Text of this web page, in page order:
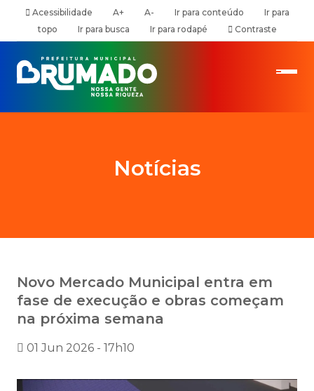
Acessibilidade A+ A- Ir para conteúdo
Ir para
topo
Ir para busca Ir para rodapé Contraste
Notícias
Novo Mercado Municipal entra em
fase de execução e obras começam
na próxima semana
01 Jun 2026 - 17h10